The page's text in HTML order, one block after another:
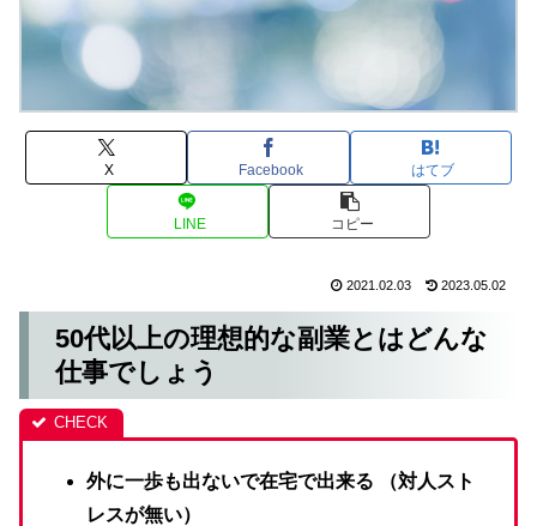
X Facebook はてブ
LINE コピー
2021.02.03 2023.05.02
50代以上の理想的な副業とはどんな
仕事でしょう
外に一歩も出ないで在宅で出来る （対人スト
レスが無い）